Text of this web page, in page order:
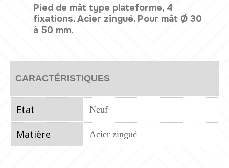
Pied de mât type plateforme, 4
fixations. Acier zingué. Pour mât Ø 30
à 50 mm.
CARACTÉRISTIQUES
Etat Neuf
Matière Acier zingué